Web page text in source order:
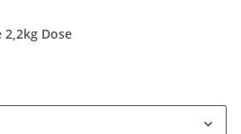
2,2kg Dose